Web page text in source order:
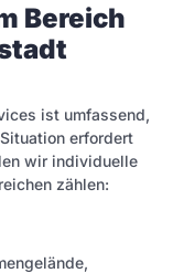
Bereich
ist umfassend,
erfordert
wir individuelle
zählen: